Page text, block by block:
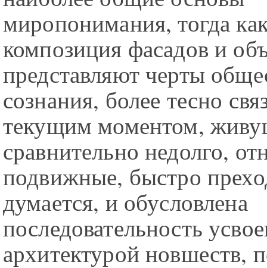
миропонимания, тогда
композиция фасадов и
представляют черты
сознания, более тесно
текущим моментом,
сравнительно недолго,
подвижные, быстро
думается, и обусловлена
последовательность
архитектурой новшеств,